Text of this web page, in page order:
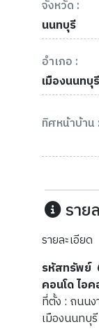
จังหวัด :
นนทบุรี
อำเภอ :
เมืองนนทบุรี
ทิศหน้าบ้าน :
ราย
รายละเอียด
รหัสทรัพย์
คอนโด ไอ
ที่ตั้ง : ถนนง
เมืองนนทบุ